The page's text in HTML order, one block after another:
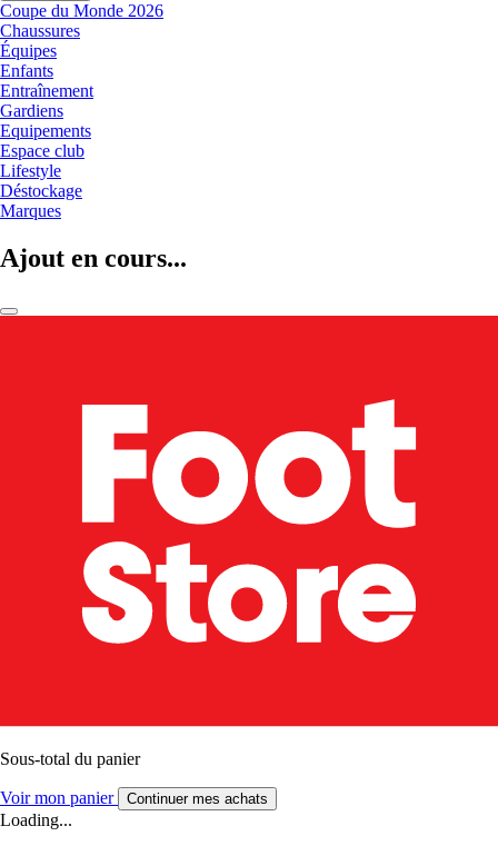
Coupe du Monde 2026
Chaussures
Équipes
Enfants
Entraînement
Gardiens
Equipements
Espace club
Lifestyle
Déstockage
Marques
Ajout en cours...
Sous-total du panier
Voir mon panier Continuer mes achats
Loading...